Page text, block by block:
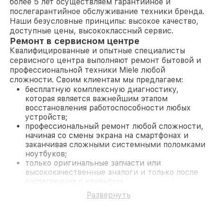
послегарантийное обслуживание техники бренда.
Наши безусловные принципы: высокое качество,
доступные цены, высококлассный сервис.
Ремонт в сервисном центре
Квалифицированные и опытные специалисты
сервисного центра выполняют ремонт бытовой и
профессиональной техники Miele любой
сложности. Своим клиентам мы предлагаем:
бесплатную комплексную диагностику,
которая является важнейшим этапом
восстановления работоспособности любых
устройств;
профессиональный ремонт любой сложности,
начиная со смены экрана на смартфонах и
заканчивая сложными системными поломками
ноутбуков;
только оригинальные запчасти или
высококачественные аналоги и только после
согласования с клиентом.
На все работы и замененные комплектующие
предоставляется длительная гарантия. В случае
Развернуть